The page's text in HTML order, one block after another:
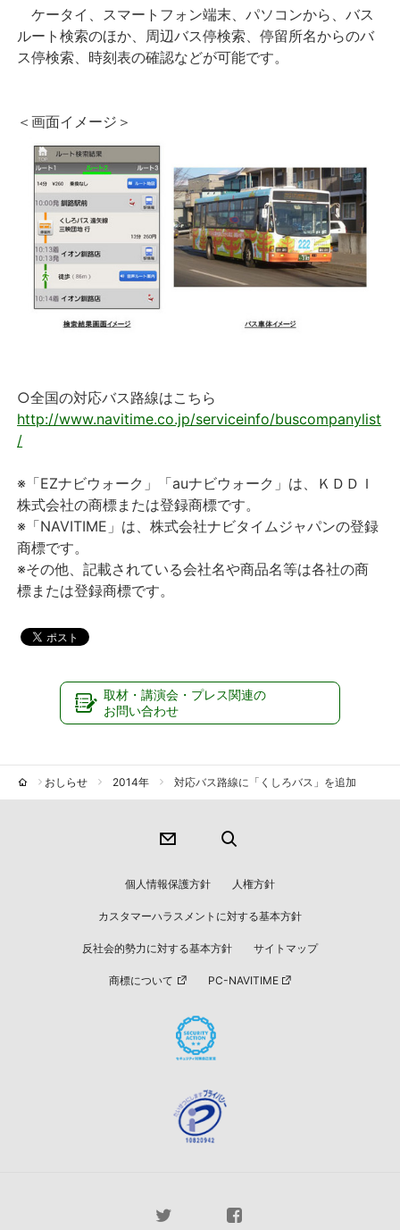
ケータイ、スマートフォン端末、パソコンから、バス
ルート検索のほか、周辺バス停検索、停留所名からのバ
ス停検索、時刻表の確認などが可能です。
＜画面イメージ＞
○全国の対応バス路線はこちら
http://www.navitime.co.jp/serviceinfo/buscompanylist
/
※「EZナビウォーク」「auナビウォーク」は、ＫＤＤＩ
株式会社の商標または登録商標です。
※「NAVITIME」は、株式会社ナビタイムジャパンの登録
商標です。
※その他、記載されている会社名や商品名等は各社の商
標または登録商標です。
取材・講演会・プレス関連の
お問い合わせ
おしらせ 2014年 対応バス路線に「くしろバス」を追加
個人情報保護方針 人権方針
カスタマーハラスメントに対する基本方針
反社会的勢力に対する基本方針 サイトマップ
商標について PC-NAVITIME